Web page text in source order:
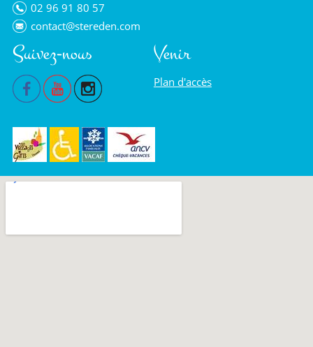
02 96 91 80 57
contact@stereden.com
Suivez-nous Venir
Plan d'accès